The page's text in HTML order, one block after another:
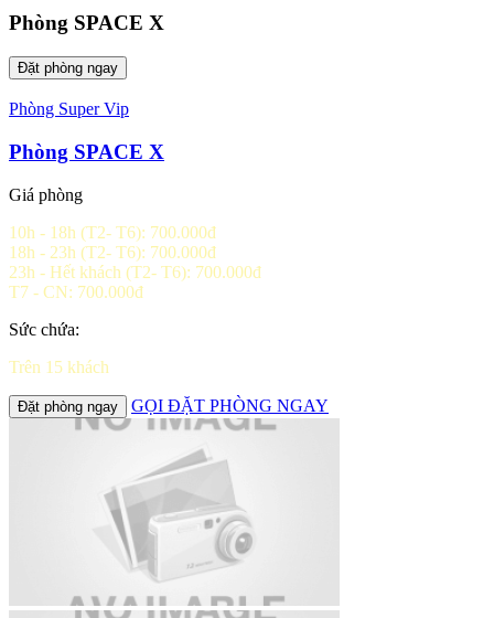
Phòng SPACE X
Đặt phòng ngay
Phòng Super Vip
Phòng SPACE X
Giá phòng
10h - 18h (T2- T6): 700.000đ
18h - 23h (T2- T6): 700.000đ
23h - Hết khách (T2- T6): 700.000đ
T7 - CN: 700.000đ
Sức chứa:
Trên 15 khách
Đặt phòng ngay GỌI ĐẶT PHÒNG NGAY